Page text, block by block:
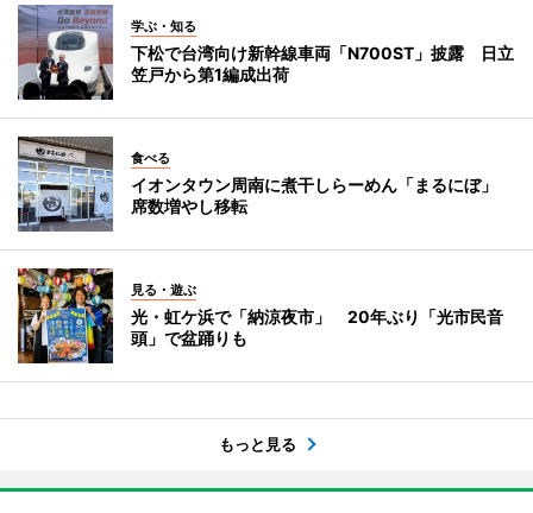
学ぶ・知る
下松で台湾向け新幹線車両「N700ST」披露 日立
笠戸から第1編成出荷
食べる
イオンタウン周南に煮干しらーめん「まるにぼ」
席数増やし移転
見る・遊ぶ
光・虹ケ浜で「納涼夜市」 20年ぶり「光市民音
頭」で盆踊りも
もっと見る